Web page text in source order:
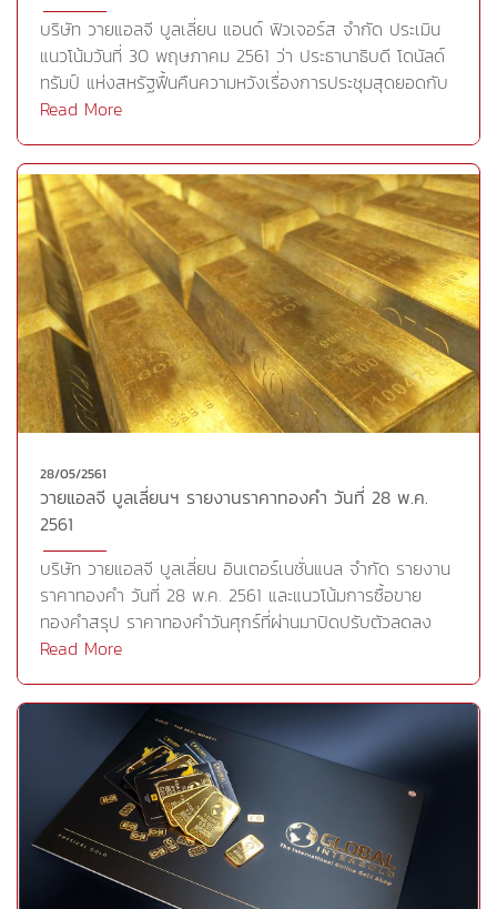
บริษัท วายแอลจี บูลเลี่ยน แอนด์ ฟิวเจอร์ส จำกัด ประเมิน
แนวโน้มวันที่ 30 พฤษภาคม 2561 ว่า ประธานาธิบดี โดนัลด์
ทรัมป์ แห่งสหรัฐฟื้นคืนความหวังเรื่องการประชุมสุดยอดกับ
นายคิม จองอึน ผู้นำสูงสุดแห่งเกาหลีเหนือ หลังประกาศ
ทางการค้าระหว่างสหรัฐกับจีนลดลงเมื่อบริษัทโทรคมนาคม
สัญชาติจีน ZTE Corp ได้รับอนุญาตให้กลับมาดำเนินธุรกิจ
กับบริษัทสหรัฐอีกครั้ง หลัง ZTE ทำการปรับเปลี่ยนต่างๆ
หลายประการและจ่ายค่าปรับก้อนใหญ่ทั้งนี้นายวิลเบอร์ รอสส์
รัฐมนตรีกระทรวงพาณิชย์สหรัฐจะเดินทางเยือนจีนในวันที่ 2-
4 มิ.ย.นี้ เพื่อปรึกษาหารือกับทางการจีนเกี่ยวกับเรื่อง
เศรษฐกิจและการค้า สำนักข่าวซินหัวรายงานว่า การจัดการ
เจรจาดังกล่าวได้รับการยืนยันผ่านการสนทนาทางโทรศัพท์
ระหว่างนายหลิว เหอ รองนายกรัฐมนตรีจีน และนายรอสส์ ใน
วันศุกร์ที่ 25 พ.ค.ที่ผ่านมา สถานการณ์กีดกันการค้า และ
ความขัดแย้งบริเวณคาบสมุทรเกาหลีที่เริ่มคลีคลาย กดดัน
การซื้อขายจะอยู่ที่ระดับต่ำ เพราะตลาดนิวยอร์กและลอนดอน
ปิดทำการในวันจันทร์นี้ นอกจากนี้อุปสงค์ทองในตลาดปัจจุบัน
ยังคงชะลอตัวในสัปดาห์ที่ผ่านมา โดยดีลเลอร์ในอินเดียเสนอ
ส่วนลดมากขึ้น เพื่อกระตุ้นแรงซื้อ ท่ามกลางราคาที่ระดับสูง
ภายในประเทศ ประกอบกับธนาคารกลางจีน (PBOC) ได้ปรับ
ขึ้นอัตราดอกเบี้ยข้อตกลงซื้อพันธบัตรโดยมีสัญญาขายคืน
(Reverse Repo Rate) ระยะ 28 วัน โดยปรับขึ้น 0.05% ขึ้นสู่
กลางสหรัฐ (เฟด) ซึ่งแนวโน้มอัตราดอกเบี้ยที่เพิ่มสูงขึ้นส่งให้
ทองคำในฐานะสินทรัพย์ที่ไม่ให้ผลตอบแทนรูปแบบดอกเบี้ยถูก
ลดความน่าสนใจลงเบื้องต้นวายแอลจียังคงแนะนำให้เข้าซื้อ
แต่เป็นการซื้อเพื่อเก็งกำไรระยะสั้น เนื่องจากราคาทองคำอาจ
ดีดตัวขึ้นได้ค่อนข้างจำกัดและยังต้องระมัดระวังแรงขายทำ
กำไร และแนะนำจับตาความชัดเจนจากปัจจัยต่างๆที่จะเข้ามา
ชี้นำทิศทางราคากลยุทธ์การลงทุน วายแอลจีมีมุมมองว่า หาก
Read More
28/05/2561
วายแอลจี บูลเลี่ยนฯ รายงานราคาทองคำ วันที่ 28 พ.ค.
2561
บริษัท วายแอลจี บูลเลี่ยน อินเตอร์เนชั่นแนล จำกัด รายงาน
ราคาทองคำ วันที่ 28 พ.ค. 2561 และแนวโน้มการซื้อขาย
ทองคำสรุป ราคาทองคำวันศุกร์ที่ผ่านมาปิดปรับตัวลดลง
2.80 ดอลลาร์ต่อออนซ์ โดยได้รับแรงกดดันหลังจาก
จัดการประชุมสุดยอดระหว่างตัวเขาและนายคิม จอง อึน ผู้นำ
เกาหลีเหนือในวันที่ 12 มิ.ย. ที่สิงคโปร์ตามกำหนดการเดิมที่
วางไว้ ขณะที่ล่าสุดทีมเจ้าหน้าที่ของสหรัฐได้เดินทางถึง
เกาหลีเหนือเพื่อเตรียมพร้อมสำหรับการประชุมดังกล่าวแล้ว
ประเด็นดังกล่าวหนุนดอลลาร์ให้แข็งค่า พร้อมกับกระตุ้นแรง
ขายสินทรัพย์ปลอดภัยอย่างทองคำ อย่างไรก็ตามราคา
ทองคำในวันศุกร์ยังคงสามารถพยุงตัวและปิดตลาดเหนือ
ระดับ 1,300 ดอลลาร์ต่อออนซ์ได้โดยได้รับแรงหนุนบางส่วน
Read More